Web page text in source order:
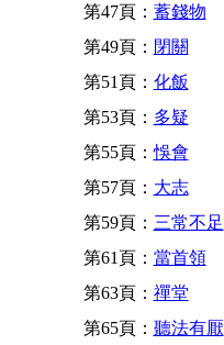
第47頁： 蓄錢物
第49頁： 閉關
第51頁： 化飯
第53頁： 多疑
第55頁：悞會
第57頁： 大志
第59頁： 三常不足
第61頁： 當首領
第63頁： 禪堂
第65頁： 聽法有厭